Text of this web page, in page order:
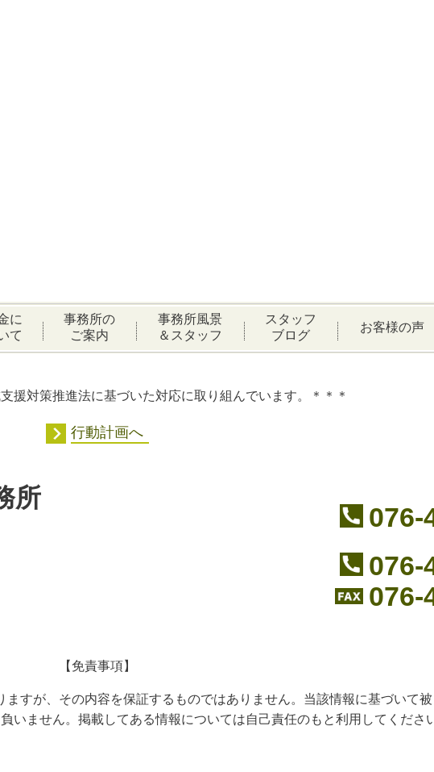
に
て
事務所の
ご案内
事務所風景
＆スタッフ
スタッフ
ブログ
お客様の声
援対策推進法に基づいた対応に取り組んでいます。＊＊＊
行動計画へ
所
076-
076-
076-
【免責事項】
すが、その内容を保証するものではありません。当該情報に基づいて
いません。掲載してある情報については自己責任のもと利用してくださ